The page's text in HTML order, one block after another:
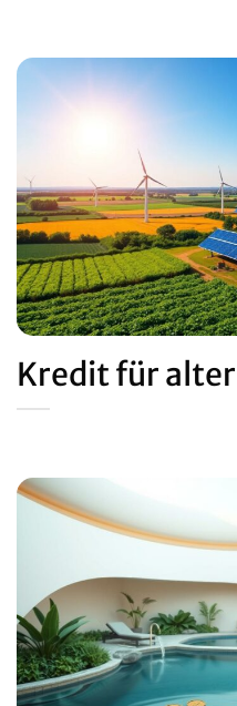
Kredit für